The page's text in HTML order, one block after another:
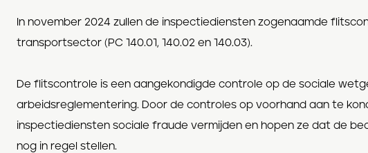
In november 2024 zullen de inspectiediensten zogenaamde
transportsector (PC 140.01, 140.02 en 140.03).
De flitscontrole is een aangekondigde controle op de sociale
arbeidsreglementering. Door de controles op voorhand aan te
inspectiediensten sociale fraude vermijden en hopen ze dat de
nog in regel stellen.